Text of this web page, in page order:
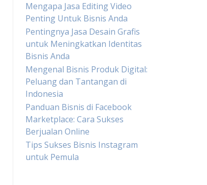
Mengapa Jasa Editing Video
Penting Untuk Bisnis Anda
Pentingnya Jasa Desain Grafis
untuk Meningkatkan Identitas
Bisnis Anda
Mengenal Bisnis Produk Digital:
Peluang dan Tantangan di
Indonesia
Panduan Bisnis di Facebook
Marketplace: Cara Sukses
Berjualan Online
Tips Sukses Bisnis Instagram
untuk Pemula